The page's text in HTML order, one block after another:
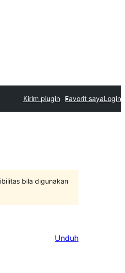
Kirim plugin Favorit sayaLogin
bila digunakan
Unduh